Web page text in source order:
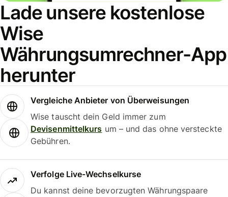
Lade unsere kostenlose
Wise
Währungsumrechner-App
herunter
Vergleiche Anbieter von Überweisungen
Wise tauscht dein Geld immer zum
Devisenmittelkurs um – und das ohne versteckte
Gebühren.
Verfolge Live-Wechselkurse
Du kannst deine bevorzugten Währungspaare